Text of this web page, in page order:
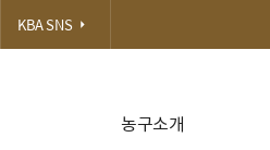
농구소개
KBA SNS